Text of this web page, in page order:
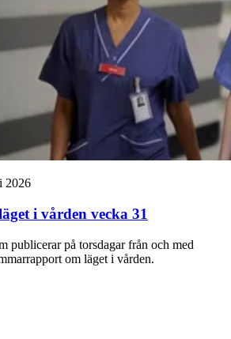
2026
i vården vecka 31
publicerar på torsdagar från och med
om läget i vården.